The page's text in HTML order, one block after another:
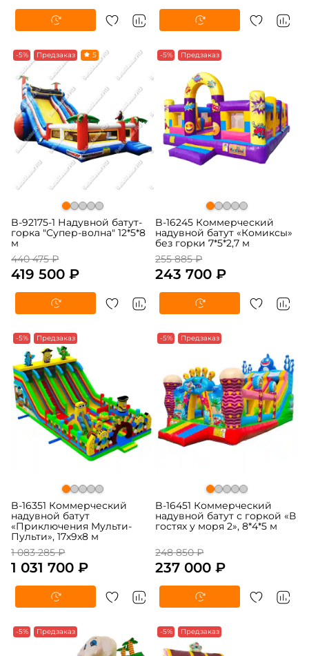
-5% Предзаказ 5
B-92175-1 Надувной батут-
горка "Супер-волна" 12*5*8
м
440 475 ₽
419 500 ₽
-5% Предзаказ
B-16245 Коммерческий
надувной батут «Комиксы»
без горки 7*5*2,7 м
255 885 ₽
243 700 ₽
-5% Предзаказ
B-16351 Коммерческий
надувной батут
«Приключения Мульти-
Пульти», 17х9х8 м
1 083 285 ₽
1 031 700 ₽
-5% Предзаказ
B-16451 Коммерческий
надувной батут с горкой «В
гостях у моря 2», 8*4*5 м
248 850 ₽
237 000 ₽
-5% Предзаказ -5% Предзаказ